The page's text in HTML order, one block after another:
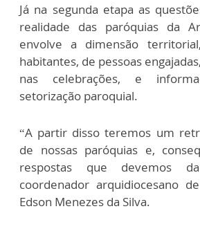
Já na segunda etapa as
realidade das paróquias da
envolve a dimensão
habitantes, de pessoas
nas celebrações, e
setorização paroquial.
“A partir disso teremos um
de nossas paróquias e,
respostas que devemos
coordenador arquidiocesano
Edson Menezes da Silva.